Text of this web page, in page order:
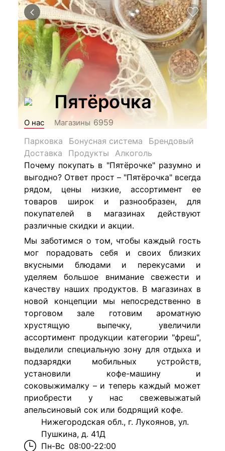
Пятёрочка
О нас Магазины 6959
Парковка
Бонусная система
Брендовый
Доставка
Продукты
Алкоголь
Почему покупать в "Пятёрочке" разумно и
выгодно? Ответ прост – "Пятёрочка" всегда
рядом, цены низкие, ассортимент ее
товаров широк и разнообразен, для
покупателей в магазинах действуют
различные скидки и акции.
Мы заботимся о том, чтобы каждый гость
мог порадовать себя и своих близких
вкусными блюдами и перекусами и
уделяем большое внимание свежести и
качеству наших продуктов. В магазинах в
новой концепции мы непосредственно в
торговом зале готовим ароматную
хрустящую выпечку, увеличили
ассортимент продукции категории "фреш",
выделили специальную зону для отдыха и
подзарядки мобильных устройств,
установили кофе-машину и
соковыжималку – и теперь каждый может
приобрести у нас свежевыжатый
апельсиновый сок или бодрящий кофе.
Нижегородская обл., г. Лукоянов, ул.
Пушкина, д. 41Д
Пн-Вс 08:00-22:00